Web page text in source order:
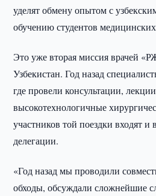
уделят обмену опытом с
обучению студентов
Это уже вторая миссия врачей
Узбекистан. Год назад
где провели консультации,
высокотехнологичные
участников той поездки входят
делегации.
«Год назад мы проводили
обходы, обсуждали сложнейшие